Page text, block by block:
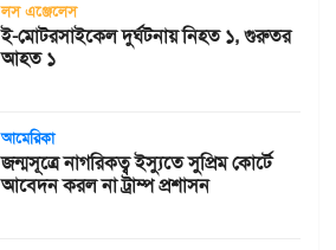
লস এঞ্জেলেস
ই-মোটরসাইকেল দুর্ঘটনায় নিহত ১, গুরুতর
আহত ১
আমেরিকা
জন্মসূত্রে নাগরিকত্ব ইস্যুতে সুপ্রিম কোর্টে
আবেদন করল না ট্রাম্প প্রশাসন